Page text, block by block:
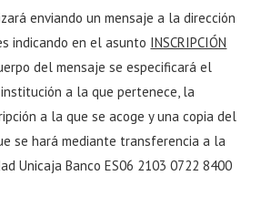
enviando un mensaje a la dirección
indicando en el asunto INSCRIPCIÓN
del mensaje se especificará el
a la que pertenece, la
a la que se acoge y una copia del
se hará mediante transferencia a la
Unicaja Banco ES06 2103 0722 8400